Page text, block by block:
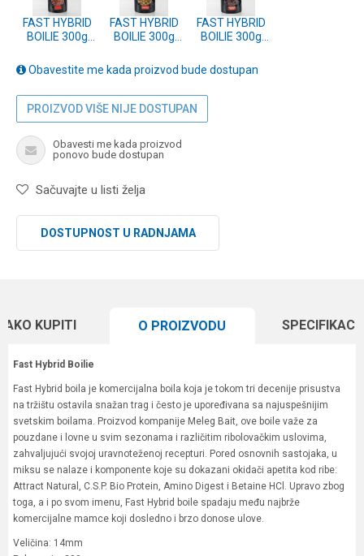
FAST HYBRID
BOILIE 300g
STRAWBERRY
LOTUS
FAST HYBRID
BOILIE 300g
PINEAPPLE
FAST HYBRID
BOILIE 300g
OCTOPUS
SQUID
Obavestite me kada proizvod bude dostupan
PROIZVOD VIŠE NIJE DOSTUPAN
Obavesti me kada proizvod
ponovo bude dostupan
Sačuvajte u listi želja
DOSTUPNOST U RADNJAMA
KUPITI O PROIZVODU
Fast Hybrid Boilie
Fast Hybrid boila je komercijalna boila koja je tokom tri decenije prisustva
na tržištu ostavila snažan trag i često je upoređivana sa najuspešnijim
svetskim boilama. Proizvod kompanije Meleg Bait, ove boile važe za
pouzdane i lovne u svim sezonama i različitim ribolovačkim uslovima,
zahvaljujući svojoj uravnoteženoj recepturi. Pored osnovnih sastojaka, u
miksu se nalaze i komponente koje su dokazani okidači apetita kod ribe:
Attract Natural, C.S.P. Bio Protein, Amino Digest i Betaine HCl. Upravo zbog
toga, a i po svom imenu, Fast Hybrid boile spadaju među najbrže
komercijalne mamce koji dosledno i brzo donose ulove.
Veličina: 14mm